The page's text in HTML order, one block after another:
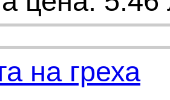
на греха